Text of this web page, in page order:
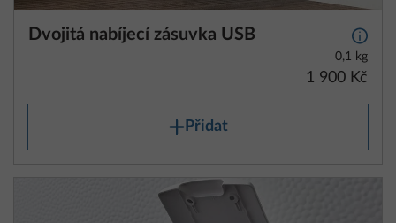
Dvojitá nabíjecí zásuvka USB Další
0,1 kg
1 900 Kč
Přidat